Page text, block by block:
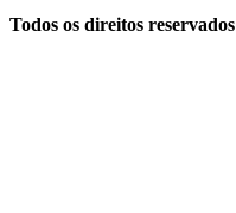
Todos os direitos reservados